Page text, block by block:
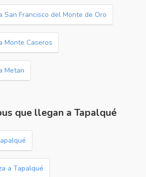
San Francisco del Monte de Oro
Monte Caseros
Metan
que llegan a Tapalqué
a Tapalqué